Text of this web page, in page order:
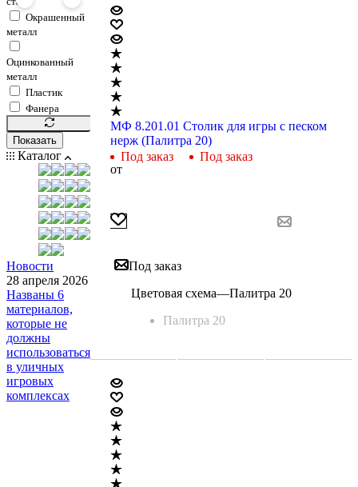
МФ 8.201.01 Столик для игры с песком
нерж (Палитра 20)
Под заказ
Под заказ
от
Под заказ
Цветовая схема—Палитра 20
Палитра 20
Окрашенный
металл
Оцинкованный
металл
Пластик
Фанера
Показать
Каталог
Новости
28 апреля 2026
Названы 6
материалов,
которые не
должны
использоваться
в уличных
игровых
комплексах